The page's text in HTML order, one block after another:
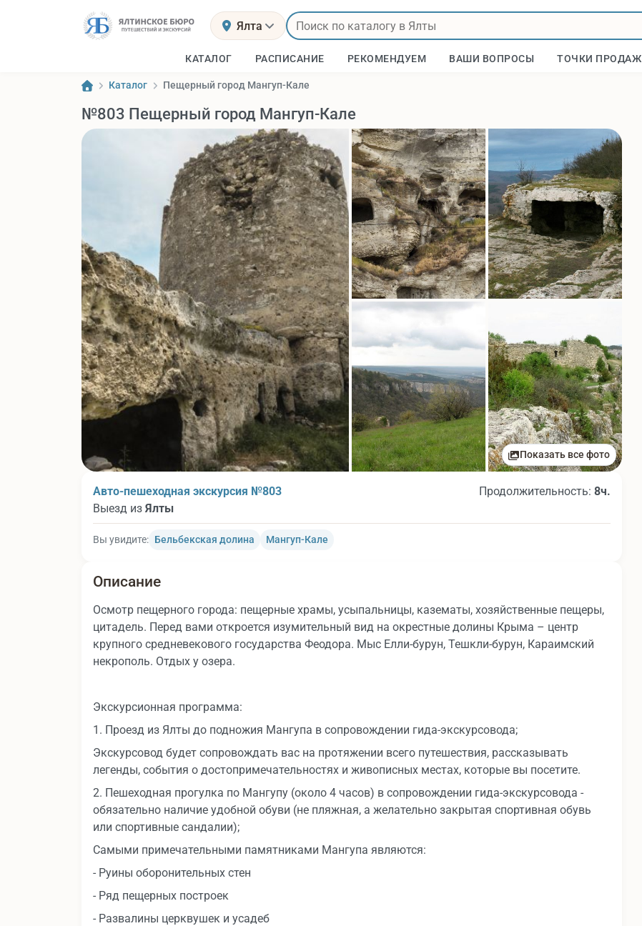
Ялта
КАТАЛОГ РАСПИСАНИЕ РЕКОМЕНДУЕМ ВАШИ ВОПРОСЫ ТОЧКИ ПРОДАЖ
Каталог Пещерный город Мангуп-Кале
№803 Пещерный город Мангуп-Кале
Показать все фото
Авто-пешеходная экскурсия №803 Продолжительность: 8ч.
Выезд из Ялты
Вы увидите: Бельбекская долина Мангуп-Кале
Описание
Осмотр пещерного города: пещерные храмы, усыпальницы, казематы, хозяйственные пещеры,
цитадель. Перед вами откроется изумительный вид на окрестные долины Крыма – центр
крупного средневекового государства Феодора. Мыс Елли-бурун, Тешкли-бурун, Караимский
некрополь. Отдых у озера.
Экскурсионная программа:
1. Проезд из Ялты до подножия Мангупа в сопровождении гида-экскурсовода;
Экскурсовод будет сопровождать вас на протяжении всего путешествия, рассказывать
легенды, события о достопримечательностях и живописных местах, которые вы посетите.
2. Пешеходная прогулка по Мангупу (около 4 часов) в сопровождении гида-экскурсовода -
обязательно наличие удобной обуви (не пляжная, а желательно закрытая спортивная обувь
или спортивные сандалии);
Самыми примечательными памятниками Мангупа являются:
- Руины оборонительных стен
- Ряд пещерных построек
- Развалины церквушек и усадеб